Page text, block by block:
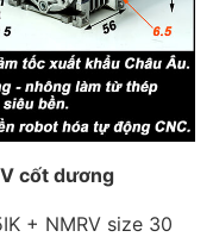
cốt dương
+ NMRV size 30